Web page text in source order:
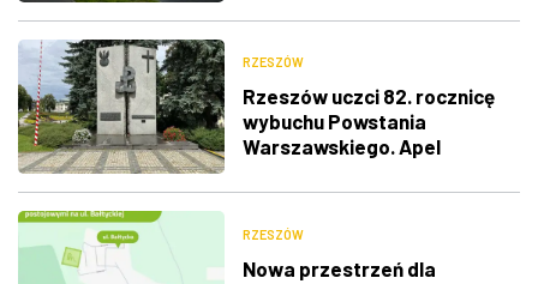
RZESZÓW
Rzeszów uczci 82. rocznicę
wybuchu Powstania
Warszawskiego. Apel
wspólne śpiewanie
RZESZÓW
Nowa przestrzeń dla